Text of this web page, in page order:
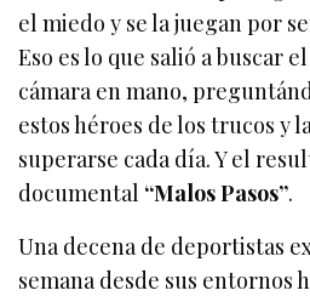
el miedo y se la juegan por
Eso es lo que salió a buscar
cámara en mano,
estos héroes de los trucos y
superarse cada día. Y el
documental “Malos Pasos”.
Una decena de deportistas
semana desde sus entornos